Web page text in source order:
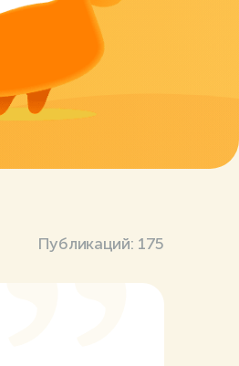
Публикаций: 175